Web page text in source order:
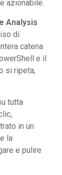
azionabile.
Analysis
di
catena
e il
si ripeta,
tutta
in un
la
e pulire